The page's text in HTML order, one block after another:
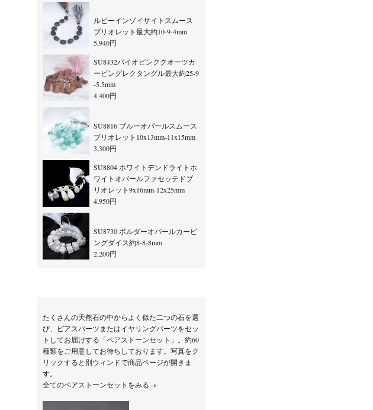
ルビーインゾイサイトスムース
ブリオレット最大約10-9-4mm
5,940円
SU8432バイオピンククオーツカ
ービングレクタングル最大約25-9
-5.5mm
4,400円
SU8816 ブルーオパールスムース
ブリオレット10x13mm-11x15mm
3,300円
SU8804 ホワイトデンドライトホ
ワイトオパールファセッテドブ
リオレット9x16mm-12x25mm
4,950円
SU8730 ボルダーオパールカービ
ングダイス約8-8-8mm
2,200円
たくさんの天然石の中からよく似た二つの石を選
び、ピアスパーツまたはイヤリングパーツをセッ
トしてお届けする「ペアストーンセット」。約60
種類をご用意してお待ちしております。写真をク
リックすると別ウィンドで商品ページが開きま
す。
全てのペアストーンセットをみる→